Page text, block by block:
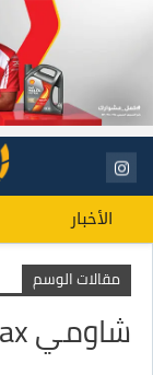
الأخبار
مقالات الوسم
شاومي SU7 Max